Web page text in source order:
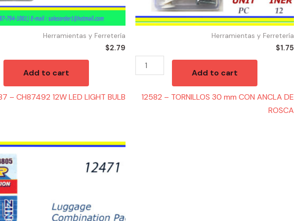
Herramientas y Ferretería
$2.79
Add to cart
– CH87492 12W LED LIGHT BULB
Herramientas y Ferretería
$1.75
Add to cart
12582 – TORNILLOS 30 mm CON ANCLA DE
ROSCA